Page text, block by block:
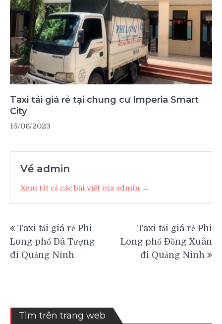
Taxi tải giá rẻ tại chung cư Imperia Smart
City
15/06/2023
Về admin
Xem tất cả các bài viết của admin →
hướng
bài
Taxi tải giá rẻ Phi
Long phố Dã Tượng
đi Quảng Ninh
Taxi tải giá rẻ Phi
Long phố Đồng Xuân
đi Quảng Ninh
Tìm trên trang web